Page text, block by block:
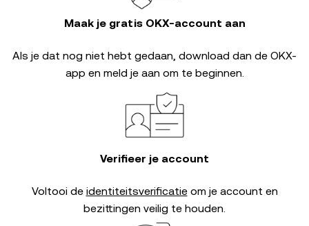
Maak je gratis OKX-account aan
Als je dat nog niet hebt gedaan, download dan de OKX-
app en meld je aan om te beginnen.
Verifieer je account
Voltooi de identiteitsverificatieom je account en
bezittingen veilig te houden.